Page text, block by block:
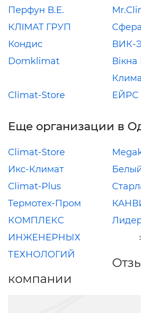
Перфун В.Е.
КЛIMAT ГРУП
Кондис
ВИК-
Domklimat
Climat-Store
ЕЙРС
Еще организации в
Climat-Store
Икс-Климат
Climat-Plus
Термотех-Пром
КОМПЛЕКС
ИНЖЕНЕРНЫХ
ТЕХНОЛОГИЙ
компании